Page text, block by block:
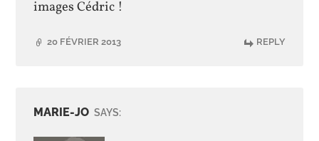
images Cédric !
20 FÉVRIER 2013 REPLY
MARIE-JO SAYS: